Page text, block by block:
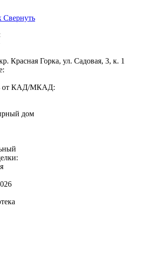
Свернуть
Красная Горка, ул. Садовая, 3, к. 1
от КАД/МКАД:
дом